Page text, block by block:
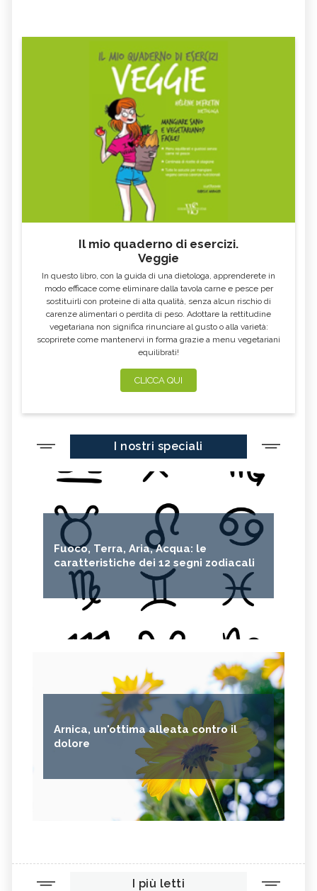
Il mio quaderno di esercizi.
Veggie
In questo libro, con la guida di una dietologa, apprenderete in
modo efficace come eliminare dalla tavola carne e pesce per
sostituirli con proteine di alta qualità, senza alcun rischio di
carenze alimentari o perdita di peso. Adottare la rettitudine
vegetariana non significa rinunciare al gusto o alla varietà:
scoprirete come mantenervi in forma grazie a menu vegetariani
equilibrati!
CLICCA QUI
I nostri speciali
Fuoco, Terra, Aria, Acqua: le
caratteristiche dei 12 segni zodiacali
Arnica, un'ottima alleata contro il
dolore
I più letti